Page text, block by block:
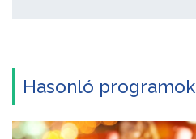
Hasonló programok